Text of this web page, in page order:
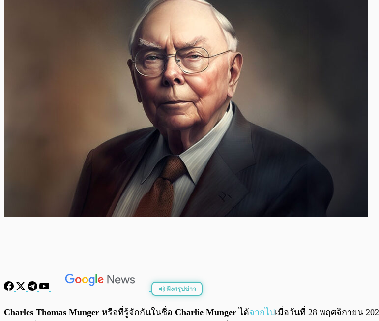
ฟังสรุปข่าว
พร้อมเล่น
Charles Thomas Munger หรือที่รู้จักกันในชื่อ Charlie Munger ได้จากไปเมื่อวันที่ 28 พฤศจิกายน